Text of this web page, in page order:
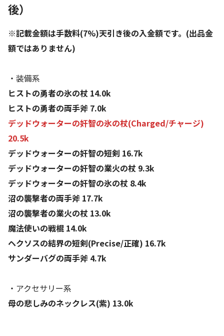
後）
※記載金額は手数料(7%)天引き後の入金額です。(出品金
額ではありません)
・装備系
ヒストの勇者の氷の杖 14.0k
ヒストの勇者の両手斧 7.0k
デッドウォーターの奸智の氷の杖(Charged/チャージ)
20.5k
デッドウォーターの奸智の短剣 16.7k
デッドウォーターの奸智の業火の杖 9.3k
デッドウォーターの奸智の氷の杖 8.4k
沼の襲撃者の両手斧 17.7k
沼の襲撃者の業火の杖 13.0k
魔法使いの戦棍 14.0k
ヘクソスの結界の短剣(Precise/正確) 16.7k
サンダーバグの両手斧 4.7k
・アクセサリー系
母の悲しみのネックレス(紫) 13.0k